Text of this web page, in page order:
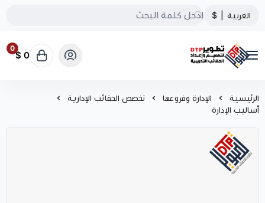
العربية $
تطوير الحقائب التدريبية
0
0 $
الرئيسية الإدارة وفروعها
تخصص الحقائب الإدارية
أساليب الإدارة